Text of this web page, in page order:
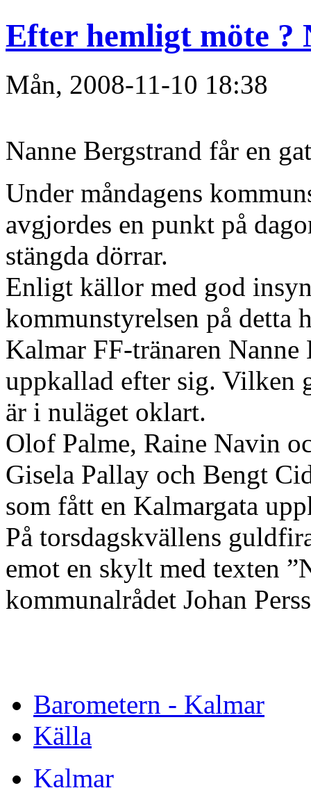
Efter hemligt möte ?
Mån, 2008-11-10 18:38
Nanne Bergstrand får en
Under måndagens
avgjordes en punkt på
stängda dörrar.
Enligt källor med god
kommunstyrelsen på detta
Kalmar FF-tränaren Nanne
uppkallad efter sig. Vilken
är i nuläget oklart.
Olof Palme, Raine Navin
Gisela Pallay och Bengt
som fått en Kalmargata
På torsdagskvällens
emot en skylt med texten
kommunalrådet Johan
Barometern - Kalmar
Källa
Kalmar